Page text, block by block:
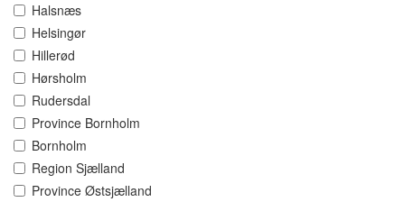
Halsnæs
Helsingør
Hillerød
Hørsholm
Rudersdal
Province Bornholm
Bornholm
Region Sjælland
Province Østsjælland